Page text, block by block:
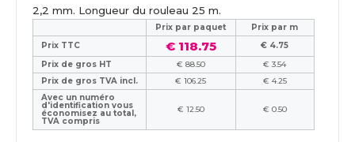
2,2 mm. Longueur du rouleau 25 m.
Prix ​​par paquet
Prix par m
Prix TTC
€ 118.75
€ 4.75
Prix de gros HT
€ 88.50
€ 3.54
Prix de gros TVA incl.
€ 106.25
€ 4.25
Avec un numéro
d'identification vous
économisez au total,
TVA compris
€ 12.50 € 0.50